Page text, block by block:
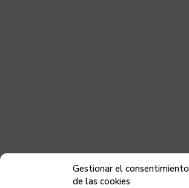
Gestionar el consentimiento
de las cookies
The Sphynx cat